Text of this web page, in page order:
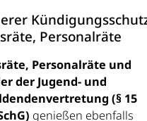
Personalräte
Personalräte und
der Jugend- und
(§ 15
genießen ebenfalls